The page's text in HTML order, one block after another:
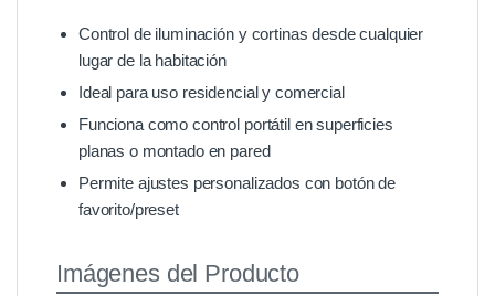
Control de iluminación y cortinas desde cualquier
lugar de la habitación
Ideal para uso residencial y comercial
Funciona como control portátil en superficies
planas o montado en pared
Permite ajustes personalizados con botón de
favorito/preset
Imágenes del Producto